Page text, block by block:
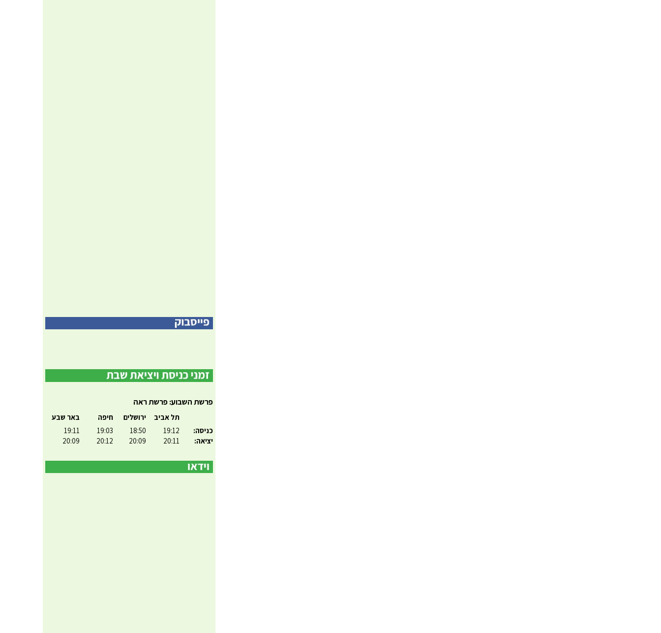
פרשת השבוע: פרשת ראה
כניסה:
יציאה:
תל אביב
19:12
20:11
ירושלים
18:50
20:09
חיפה
19:03
20:12
באר שבע
19:11
20:09